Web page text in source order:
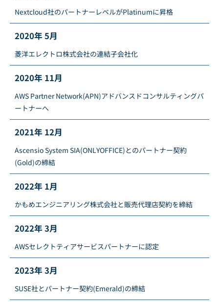
Nextcloud社のパートナーレベルがPlatinumに昇格
2020年 5月
菱洋エレクトロ株式会社の連結子会社化
2020年 11月
AWS Partner Network(APN)アドバンスドコンサルティングパ
ートナーへ
2021年 12月
Ascensio System SIA(ONLYOFFICE)とのパートナー契約
(Gold)の締結
2022年 1月
かもめエンジニアリング株式会社と販売代理店契約を締結
2022年 3月
AWSセレクトティアサービスパートナーに認定
2023年 3月
SUSE社とパートナー契約(Emerald)の締結